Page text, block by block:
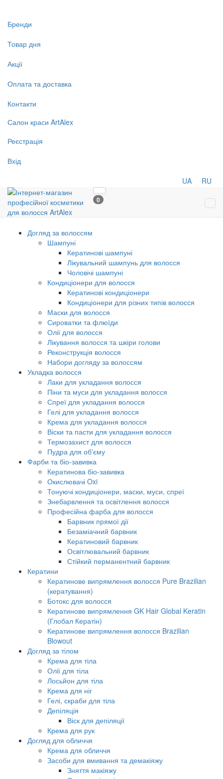
Бренди
Товар дня
Акції
Оплата та доставка
Контакти
Салон краси ArtAlex
Реєстрація
Вхід
UA RU
0
Догляд за волоссям
Шампуні
Кератинові шампуні
Лікувальний шампунь для волосся
Чоловічі шампуні
Кондиціонери для волосся
Кератинові кондиціонери
Кондиціонери для різних типів волосся
Маски для волосся
Сироватки та флюїди
Олії для волосся
Лікування волосся та шкіри голови
Реконструкція волосся
Набори догляду за волоссям
Укладка волосся
Лаки для укладання волосся
Піни та муси для укладання волосся
Спреї для укладання волосся
Гелі для укладання волосся
Крема для укладання волосся
Віски та пасти для укладання волосся
Термозахист для волосся
Пудра для об'єму
Фарби та біо-завивка
Кератинова біо-завивка
Окислювачі Oxi
Тонуючі кондиціонери, маски, муси, спреї
Знебарвлення та освітлення волосся
Професійна фарба для волосся
Барвник прямої дії
Безаміачний барвник
Кератиновий барвник
Освітлювальний барвник
Стійкий перманентний барвник
Кератини
Кератинове випрямлення волосся Pure Brazilian
(кератування)
Ботокс для волосся
Кератинове випрямлення GK Hair Global Keratin
(Глобал Кератін)
Кератинове випрямлення волосся Brazilian
Blowout
Догляд за тілом
Крема для тіла
Олії для тіла
Лосьйон для тіла
Крема для ніг
Гелі, скраби для тіла
Депіляція
Віск для депіляції
Крема для рук
Догляд для обличчя
Крема для обличчя
Засоби для вмивання та демакіяжу
Зняття макіяжу